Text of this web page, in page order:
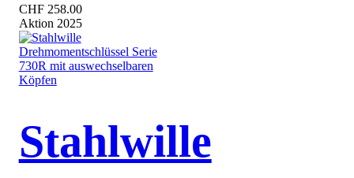
CHF 258.00
Aktion 2025
Stahlwille